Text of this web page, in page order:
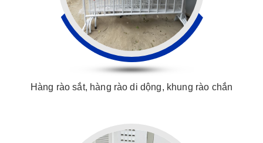
Hàng rào sắt, hàng rào di dộng, khung rào chắn